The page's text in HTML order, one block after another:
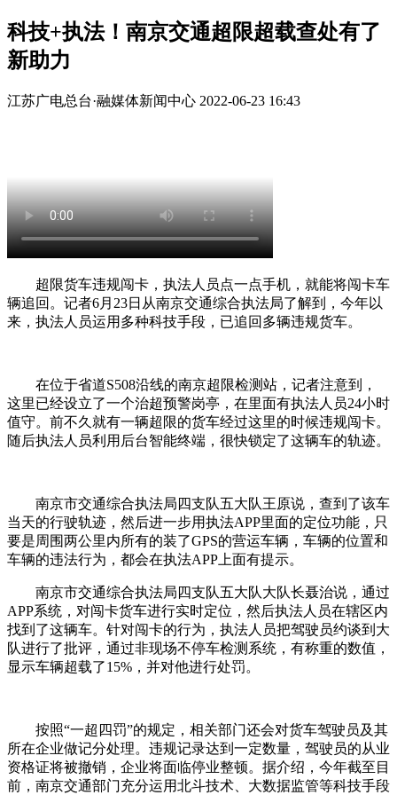
科技+执法！南京交通超限超载查处有了
新助力
江苏广电总台·融媒体新闻中心 2022-06-23 16:43
超限货车违规闯卡，执法人员点一点手机，就能将闯卡车
辆追回。记者6月23日从南京交通综合执法局了解到，今年以
来，执法人员运用多种科技手段，已追回多辆违规货车。
在位于省道S508沿线的南京超限检测站，记者注意到，
这里已经设立了一个治超预警岗亭，在里面有执法人员24小时
值守。前不久就有一辆超限的货车经过这里的时候违规闯卡。
随后执法人员利用后台智能终端，很快锁定了这辆车的轨迹。
南京市交通综合执法局四支队五大队王原说，查到了该车
当天的行驶轨迹，然后进一步用执法APP里面的定位功能，只
要是周围两公里内所有的装了GPS的营运车辆，车辆的位置和
车辆的违法行为，都会在执法APP上面有提示。
南京市交通综合执法局四支队五大队大队长聂治说，通过
APP系统，对闯卡货车进行实时定位，然后执法人员在辖区内
找到了这辆车。针对闯卡的行为，执法人员把驾驶员约谈到大
队进行了批评，通过非现场不停车检测系统，有称重的数值，
显示车辆超载了15%，并对他进行处罚。
按照“一超四罚”的规定，相关部门还会对货车驾驶员及其
所在企业做记分处理。违规记录达到一定数量，驾驶员的从业
资格证将被撤销，企业将面临停业整顿。据介绍，今年截至目
前，南京交通部门充分运用北斗技术、大数据监管等科技手段